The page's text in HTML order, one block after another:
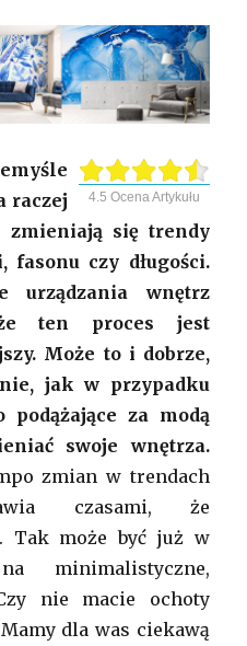
4.5 Ocena Artykułu
raczej
zmieniają się trendy
fasonu czy długości.
urządzania wnętrz
ten proces jest
Może to i dobrze,
jak w przypadku
podążające za modą
swoje wnętrza.
zmian w trendach
czasami, że
Tak może być już w
minimalistyczne,
nie macie ochoty
dla was ciekawą